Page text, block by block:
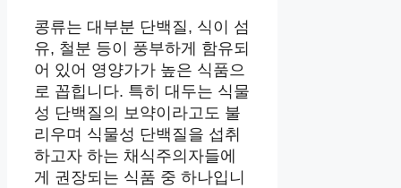
콩류는 대부분 단백질, 식이 섬
유, 철분 등이 풍부하게 함유되
어 있어 영양가가 높은 식품으
로 꼽힙니다. 특히 대두는 식물
성 단백질의 보약이라고도 불
리우며 식물성 단백질을 섭취
하고자 하는 채식주의자들에
게 권장되는 식품 중 하나입니